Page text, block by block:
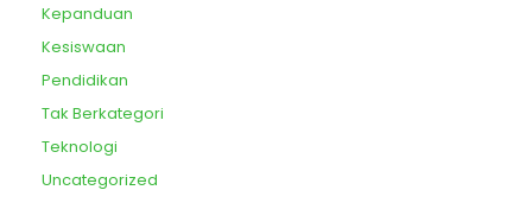
Kepanduan
Kesiswaan
Pendidikan
Tak Berkategori
Teknologi
Uncategorized